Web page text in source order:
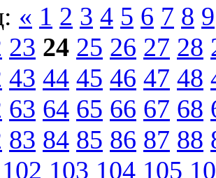
« 1 2 3 4 5 6 7 8 9
23 24 25 26 27 28
43 44 45 46 47 48
63 64 65 66 67 68
83 84 85 86 87 88
102 103 104 105